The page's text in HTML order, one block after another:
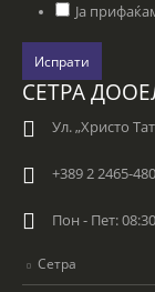
Ја
Испрати
СЕТРА
Ул. „Христо
+389 2 2465-
Пон - Пет:
Сетра